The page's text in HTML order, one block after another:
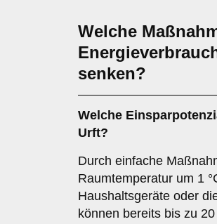
Welche
senken?
Welche
Urft?
Durch einfache
Raumtemperatur um 1
Haushaltsgeräte oder
können bereits bis zu